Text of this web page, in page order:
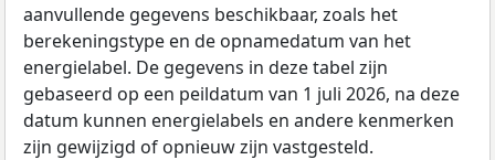
aanvullende gegevens beschikbaar, zoals het
berekeningstype en de opnamedatum van het
energielabel. De gegevens in deze tabel zijn
gebaseerd op een peildatum van 1 juli 2026, na deze
datum kunnen energielabels en andere kenmerken
zijn gewijzigd of opnieuw zijn vastgesteld.